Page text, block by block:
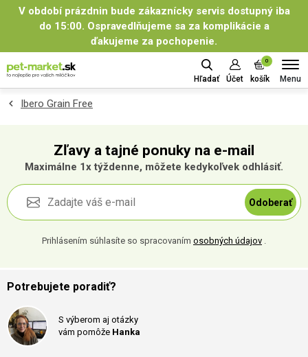
V období prázdnin bude zákaznícky servis dostupný iba
do 15:00. Ospravedlňujeme sa za komplikácie a
ďakujeme za pochopenie.
Hľadať Účet
0
košík Menu
Ibero Grain Free
Zľavy a tajné ponuky na e-mail
Maximálne 1x týždenne, môžete kedykoľvek odhlásiť.
Odoberať
Prihlásením súhlasíte so spracovaním osobných údajov .
Potrebujete poradiť?
S výberom aj otázky
vám pomôže Hanka